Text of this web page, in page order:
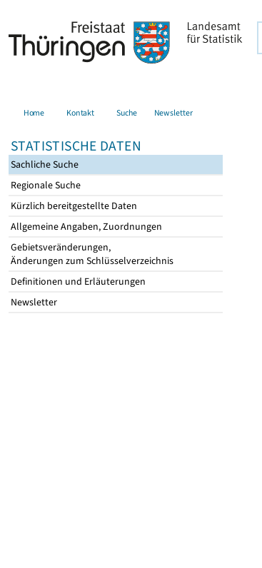
Home Kontakt Suche Newsletter
STATISTISCHE DATEN
Sachliche Suche
Regionale Suche
Kürzlich bereitgestellte Daten
Allgemeine Angaben, Zuordnungen
Gebietsveränderungen,
Änderungen zum Schlüsselverzeichnis
Definitionen und Erläuterungen
Newsletter